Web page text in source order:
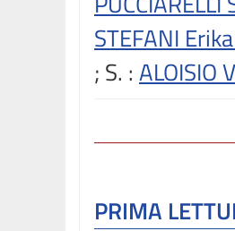
STEFANI
; S. : ALOISIO
PRIMA